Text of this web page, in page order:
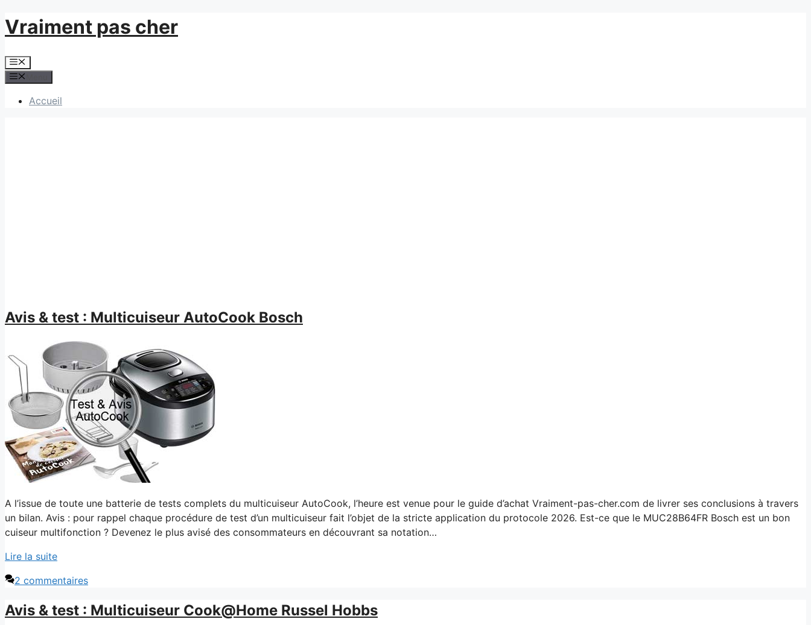
Aller
au
Vraiment pas cher
Menu
Accueil
Avis & test : Multicuiseur AutoCook Bosch
A l’issue de toute une batterie de tests complets du multicuiseur AutoCook, l’heure est venue pour le guide d’achat Vraiment-pas-cher.com de livrer ses conclusions à travers
un bilan. Avis : pour rappel chaque procédure de test d’un multicuiseur fait l’objet de la stricte application du protocole 2026. Est-ce que le MUC28B64FR Bosch est un bon
cuiseur multifonction ? Devenez le plus avisé des consommateurs en découvrant sa notation…
Lire la suite
2 commentaires
Avis & test : Multicuiseur Cook@Home Russel Hobbs